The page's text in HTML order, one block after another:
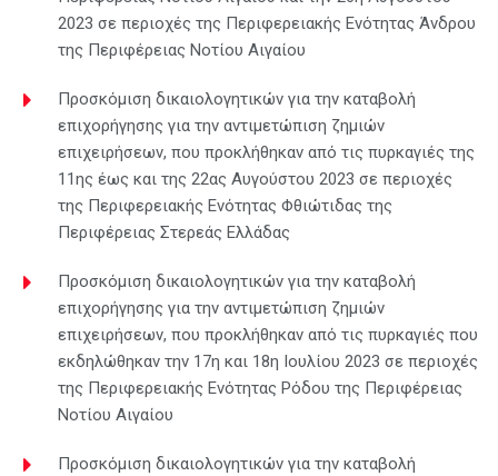
2023 σε περιοχές της Περιφερειακής Ενότητας Άνδρου
της Περιφέρειας Νοτίου Αιγαίου
Προσκόμιση δικαιολογητικών για την καταβολή
επιχορήγησης για την αντιμετώπιση ζημιών
επιχειρήσεων, που προκλήθηκαν από τις πυρκαγιές της
11ης έως και της 22ας Αυγούστου 2023 σε περιοχές
της Περιφερειακής Ενότητας Φθιώτιδας της
Περιφέρειας Στερεάς Ελλάδας
Προσκόμιση δικαιολογητικών για την καταβολή
επιχορήγησης για την αντιμετώπιση ζημιών
επιχειρήσεων, που προκλήθηκαν από τις πυρκαγιές που
εκδηλώθηκαν την 17η και 18η Ιουλίου 2023 σε περιοχές
της Περιφερειακής Ενότητας Ρόδου της Περιφέρειας
Νοτίου Αιγαίου
Προσκόμιση δικαιολογητικών για την καταβολή